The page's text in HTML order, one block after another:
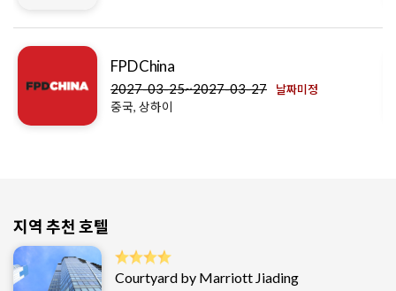
FPD China
2027-03-25~2027-03-27 날짜미정
중국, 상하이
지역 추천 호텔
Courtyard by Marriott Jiading